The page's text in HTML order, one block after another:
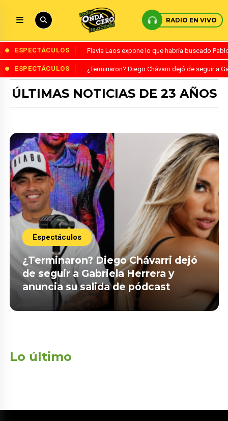
RADIO EN VIVO
ESPECTÁCULOS Flavia Laos expone lo que habría buscado
ESPECTÁCULOS ¿Terminaron? Diego Chávarri dejó de seguir a
ÚLTIMAS NOTICIAS DE 23 AÑOS
Espectáculos
¿Terminaron? Diego Chávarri dejó
de seguir a Gabriela Herrera y
anuncia su salida de pódcast
Lo último